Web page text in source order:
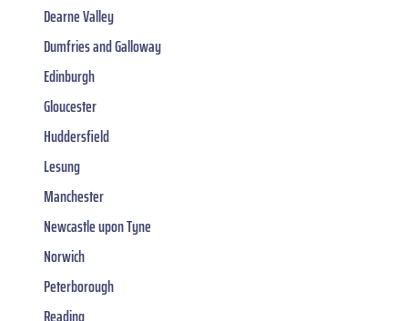
Dearne Valley
Dumfries and Galloway
Edinburgh
Gloucester
Huddersfield
Lesung
Manchester
Newcastle upon Tyne
Norwich
Peterborough